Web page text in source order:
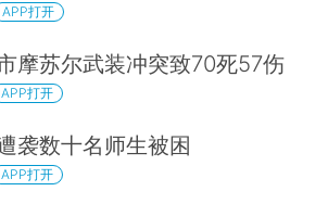
APP打开
摩苏尔武装冲突致70死57伤
APP打开
袭数十名师生被困
APP打开